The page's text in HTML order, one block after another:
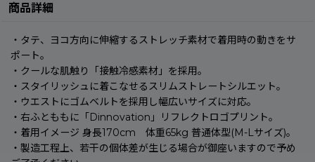
商品詳細
・タテ、ヨコ方向に伸縮するストレッチ素材で着用時の動きをサ
ポート。
・クールな肌触り「接触冷感素材」を採用。
・スタイリッシュに着こなせるスリムストレートシルエット。
・ウエストにゴムベルトを採用し幅広いサイズに対応。
・右ふとももに「Dinnovation」リフレクトロゴプリント。
・着用イメージ 身長170cm 体重65kg 普通体型(M-Lサイズ)。
・製造工程上、若干の個体差が生じる場合が御座いますので予め